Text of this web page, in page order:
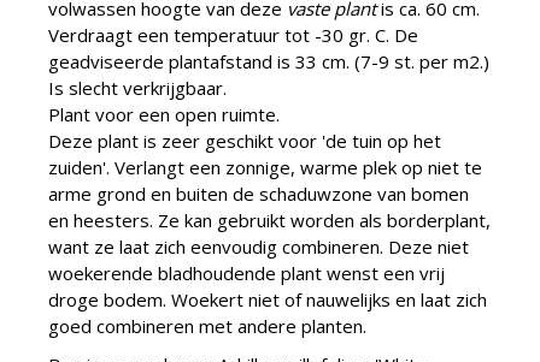
volwassen hoogte van deze vaste plantis ca. 60 cm.
Verdraagt een temperatuur tot -30 gr. C. De
geadviseerde plantafstand is 33 cm. (7-9 st. per m2.)
Is slecht verkrijgbaar.
Plant voor een open ruimte.
Deze plant is zeer geschikt voor 'de tuin op het
zuiden'. Verlangt een zonnige, warme plek op niet te
arme grond en buiten de schaduwzone van bomen
en heesters. Ze kan gebruikt worden als borderplant,
want ze laat zich eenvoudig combineren. Deze niet
woekerende bladhoudende plant wenst een vrij
droge bodem. Woekert niet of nauwelijks en laat zich
goed combineren met andere planten.